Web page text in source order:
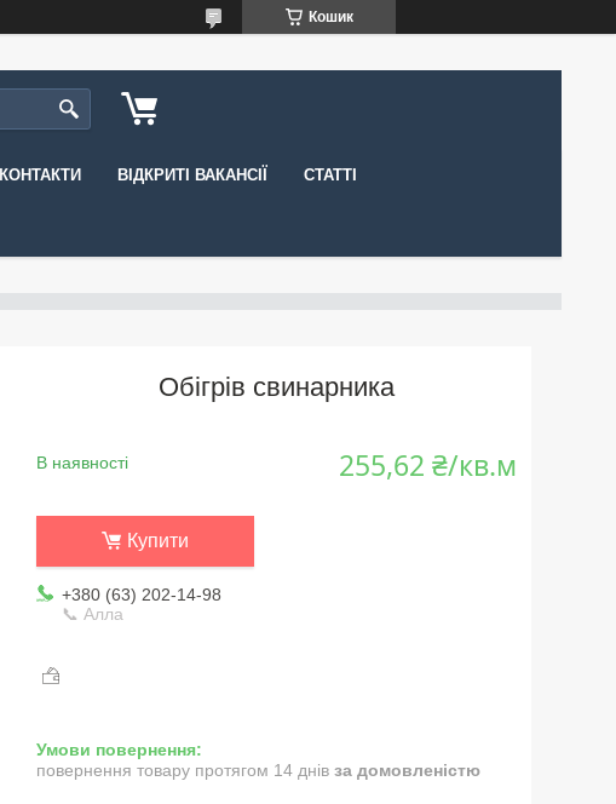
Кошик
КОНТАКТИ ВІДКРИТІ ВАКАНСІЇ СТАТТІ
Обігрів свинарника
В наявності 255,62 ₴/кв.м
Купити
+380 (63) 202-14-98
📞 Алла
повернення товару протягом 14 днів за домовленістю